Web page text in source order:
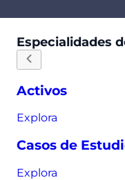
Especialidades
Activos
Explora
Casos de
Explora